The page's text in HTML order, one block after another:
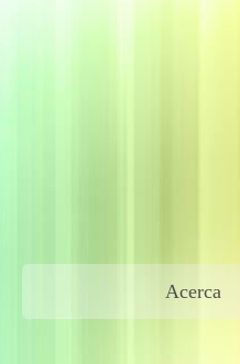
Acerca